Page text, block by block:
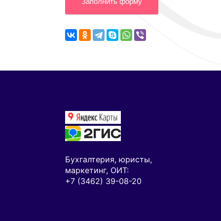
Бухгалтерия, юристы,
маркетинг, ОИТ:
+7 (3462) 39-08-20